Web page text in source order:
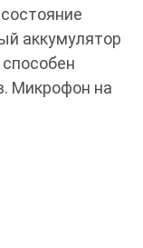
аккумулятор
Микрофон на